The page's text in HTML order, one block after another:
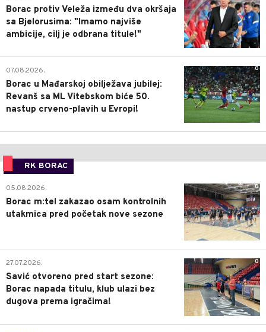
Borac protiv Veleža između dva okršaja
sa Bjelorusima: "Imamo najviše
ambicije, cilj je odbrana titule!"
0
07.08.2026.
Borac u Mađarskoj obilježava jubilej:
Revanš sa ML Vitebskom biće 50.
nastup crveno-plavih u Evropi!
RK BORAC
0
05.08.2026.
Borac m:tel zakazao osam kontrolnih
utakmica pred početak nove sezone
0
27.07.2026.
Savić otvoreno pred start sezone:
Borac napada titulu, klub ulazi bez
dugova prema igračima!